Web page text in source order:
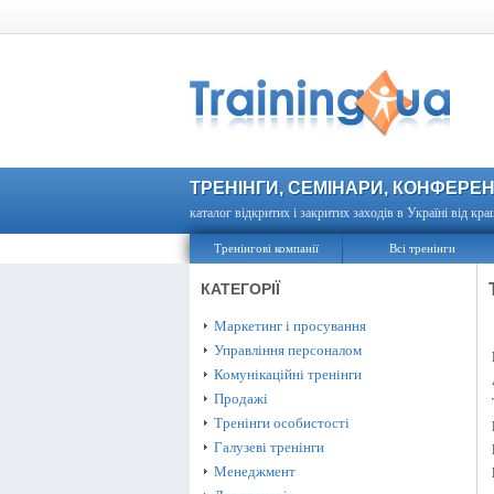
ТРЕНІНГИ, СЕМІНАРИ,
каталог відкритих і закритих заходів в Україні від
Тренінгові компанії Всі тренінги
КАТЕГОРІЇ
Маркетинг і просування
Управління персоналом
Комунікаційні тренінги
Продажі
Тренінги особистості
Галузеві тренінги
Менеджмент